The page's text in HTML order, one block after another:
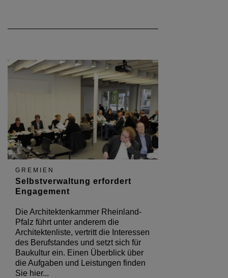
GREMIEN
Selbstverwaltung erfordert
Engagement
Die Architektenkammer Rheinland-
Pfalz führt unter anderem die
Architektenliste, vertritt die Interessen
des Berufstandes und setzt sich für
Baukultur ein. Einen Überblick über
die Aufgaben und Leistungen finden
Sie hier...